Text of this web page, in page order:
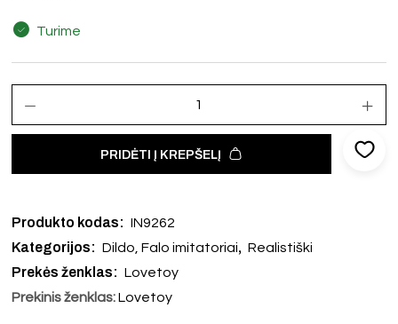
Turime
PRIDĖTI Į KREPŠELĮ
Produkto kodas: IN9262
Kategorijos: Dildo, Falo imitatoriai, Realistiški
Prekės ženklas: Lovetoy
Prekinis ženklas: Lovetoy